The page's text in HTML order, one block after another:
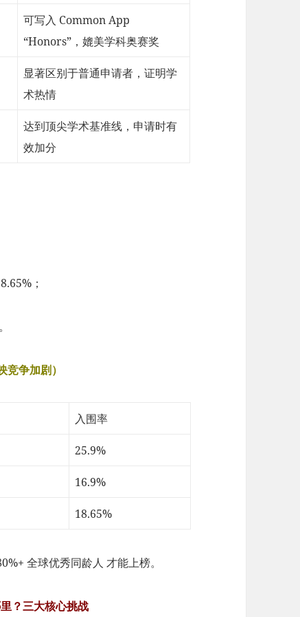
可写入 Common App
“Honors”，媲美学科奥赛奖
显著区别于普通申请者，证明学
术热情
达到顶尖学术基准线，申请时有
效加分
；
争加剧）
入围率
25.9%
16.9%
18.65%
全球优秀同龄人 才能上榜。
？三大核心挑战